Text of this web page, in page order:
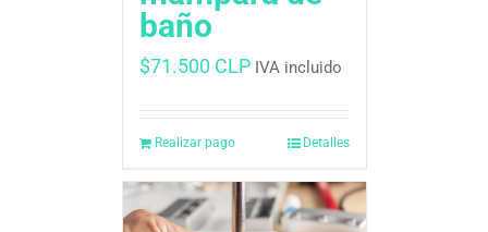
baño
$71.500 CLP IVA incluido
Realizar pago Detalles